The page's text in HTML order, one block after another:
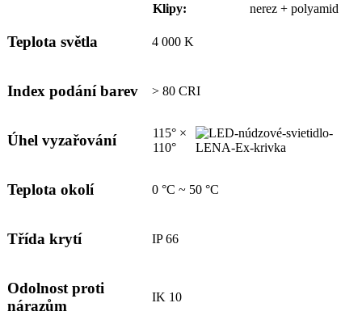
Klipy:
nerez + polyamid
Teplota světla 4 000 K
Index podání barev > 80 CRI
Úhel vyzařování
115° ×
110°
Teplota okolí 0 °C ~ 50 °C
Třída krytí IP 66
Odolnost proti
nárazům
IK 10